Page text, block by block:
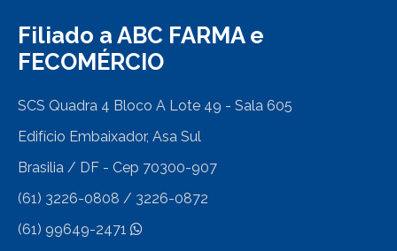
Filiado a ABC FARMA e
FECOMÉRCIO
SCS Quadra 4 Bloco A Lote 49 - Sala 605
Edifício Embaixador, Asa Sul
Brasilia / DF - Cep 70300-907
(61) 3226-0808 / 3226-0872
(61) 99649-2471